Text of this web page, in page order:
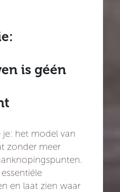
is géén
je: het model van
zonder meer
en laat zien waar